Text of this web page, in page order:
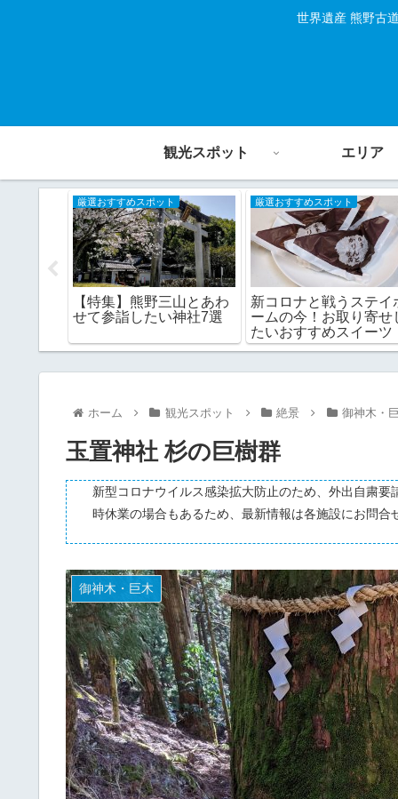
世界遺産 熊野古
観光スポット エリア
厳選おすすめスポット
【特集】熊野三山とあわ
せて参詣したい神社7選
厳選おすすめスポット
新コロナと戦うステイ
ームの今！お取り寄せ
たいおすすめスイーツ
ホーム 観光スポット 絶景 御神木・
玉置神社 杉の巨樹群
新型コロナウイルス感染拡大防止のため、外出自粛
時休業の場合もあるため、最新情報は各施設にお問合
御神木・巨木